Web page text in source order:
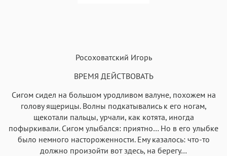
Текст Текст Текст Текст
Аа Аа
Garamond
Аа Аа
Росоховатский Игорь
ВРЕМЯ ДЕЙСТВОВАТЬ
Сигом сидел на большом уродливом валуне, похожем на
голову ящерицы. Волны подкатывались к его ногам,
щекотали пальцы, урчали, как котята, иногда
пофыркивали. Сигом улыбался: приятно… Но в его улыбке
было немного настороженности. Ему казалось: что-то
должно произойти вот здесь, на берегу…